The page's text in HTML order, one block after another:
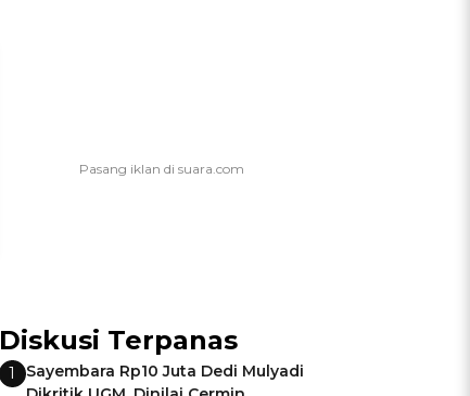
Diskusi Terpanas
1
Sayembara Rp10 Juta Dedi Mulyadi